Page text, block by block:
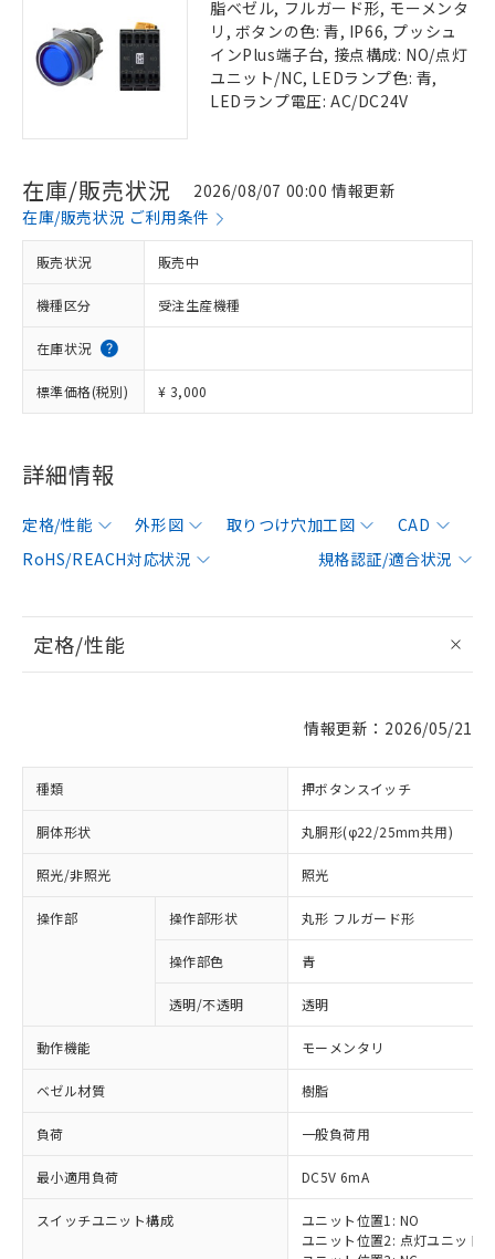
脂ベゼル, フルガード形, モーメンタ
リ, ボタンの色: 青, IP66, プッシュ
インPlus端子台, 接点構成: NO/点灯
ユニット/NC, LEDランプ色: 青,
LEDランプ電圧: AC/DC24V
在庫/販売状況
2026/08/07 00:00 情報更新
在庫/販売状況 ご利用条件
販売状況 販売中
機種区分 受注生産機種
在庫状況
標準価格(税別) ¥ 3,000
詳細情報
定格/性能 外形図 取りつけ穴加工図
CAD
RoHS/REACH対応状況
規格認証/適合状況
定格/性能
情報更新：2026/05/21
種類 押ボタンスイッチ
胴体形状 丸胴形(φ22/25mm共用)
照光/非照光 照光
操作部 操作部形状 丸形 フルガード形
操作部色 青
透明/不透明 透明
動作機能 モーメンタリ
ベゼル材質 樹脂
負荷 一般負荷用
最小適用負荷 DC5V 6mA
スイッチユニット構成
ユニット位置1: NO
ユニット位置2: 点灯ユニット